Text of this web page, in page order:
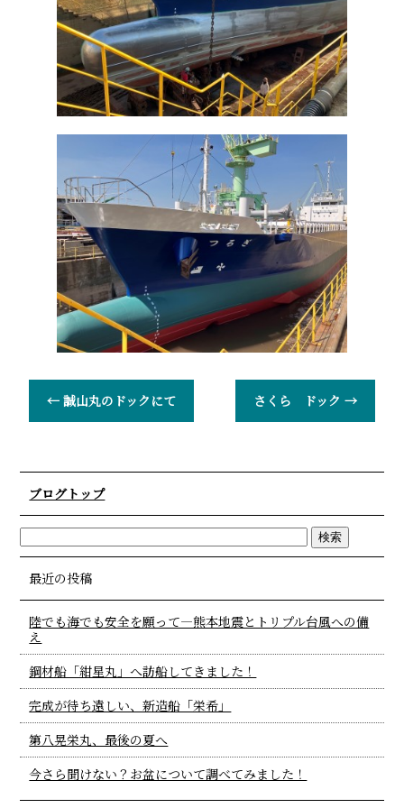
← 誠山丸のドックにて さくら ドック →
ブログトップ
最近の投稿
陸でも海でも安全を願って―熊本地震とトリプル台風への備
え
鋼材船「紺星丸」へ訪船してきました！
完成が待ち遠しい、新造船「栄希」
第八晃栄丸、最後の夏へ
今さら聞けない？お盆について調べてみました！